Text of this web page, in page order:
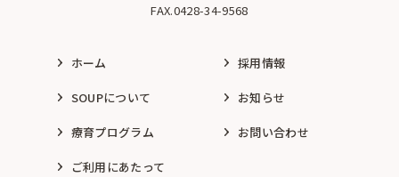
FAX.0428-34-9568
ホーム
SOUPについて
療育プログラム
ご利用にあたって
採用情報
お知らせ
お問い合わせ